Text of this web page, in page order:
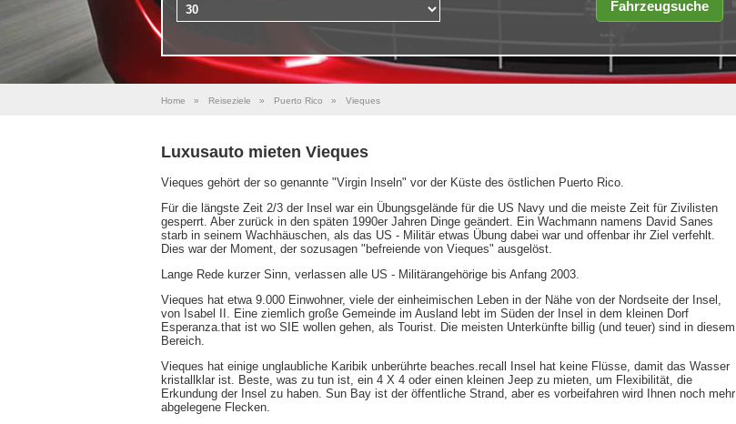
Home » Reiseziele » Puerto Rico » Vieques
Luxusauto mieten Vieques
Vieques gehört der so genannte "Virgin Inseln" vor der Küste des östlichen Puerto Rico.
Für die längste Zeit 2/3 der Insel war ein Übungsgelände für die US Navy und die meiste Zeit für Zivilisten
gesperrt. Aber zurück in den späten 1990er Jahren Dinge geändert. Ein Wachmann namens David Sanes
starb in seinem Wachhäuschen, als das US - Militär etwas Übung dabei war und offenbar ihr Ziel verfehlt.
Dies war der Moment, der sozusagen "befreiende von Vieques" ausgelöst.
Lange Rede kurzer Sinn, verlassen alle US - Militärangehörige bis Anfang 2003.
Vieques hat etwa 9.000 Einwohner, viele der einheimischen Leben in der Nähe von der Nordseite der Insel,
von Isabel II. Eine ziemlich große Gemeinde im Ausland lebt im Süden der Insel in dem kleinen Dorf
Esperanza.that ist wo SIE wollen gehen, als Tourist. Die meisten Unterkünfte billig (und teuer) sind in diesem
Bereich.
Vieques hat einige unglaubliche Karibik unberührte beaches.recall Insel hat keine Flüsse, damit das Wasser
kristallklar ist. Beste, was zu tun ist, ein 4 X 4 oder einen kleinen Jeep zu mieten, um Flexibilität, die
Erkundung der Insel zu haben. Sun Bay ist der öffentliche Strand, aber es vorbeifahren wird Ihnen noch mehr
abgelegene Flecken.